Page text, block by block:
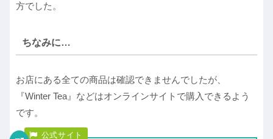
方でした。
ちなみに…
お店にある全ての商品は確認できませんでしたが、
『Winter Tea』などはオンラインサイトで購入できるよう
です。